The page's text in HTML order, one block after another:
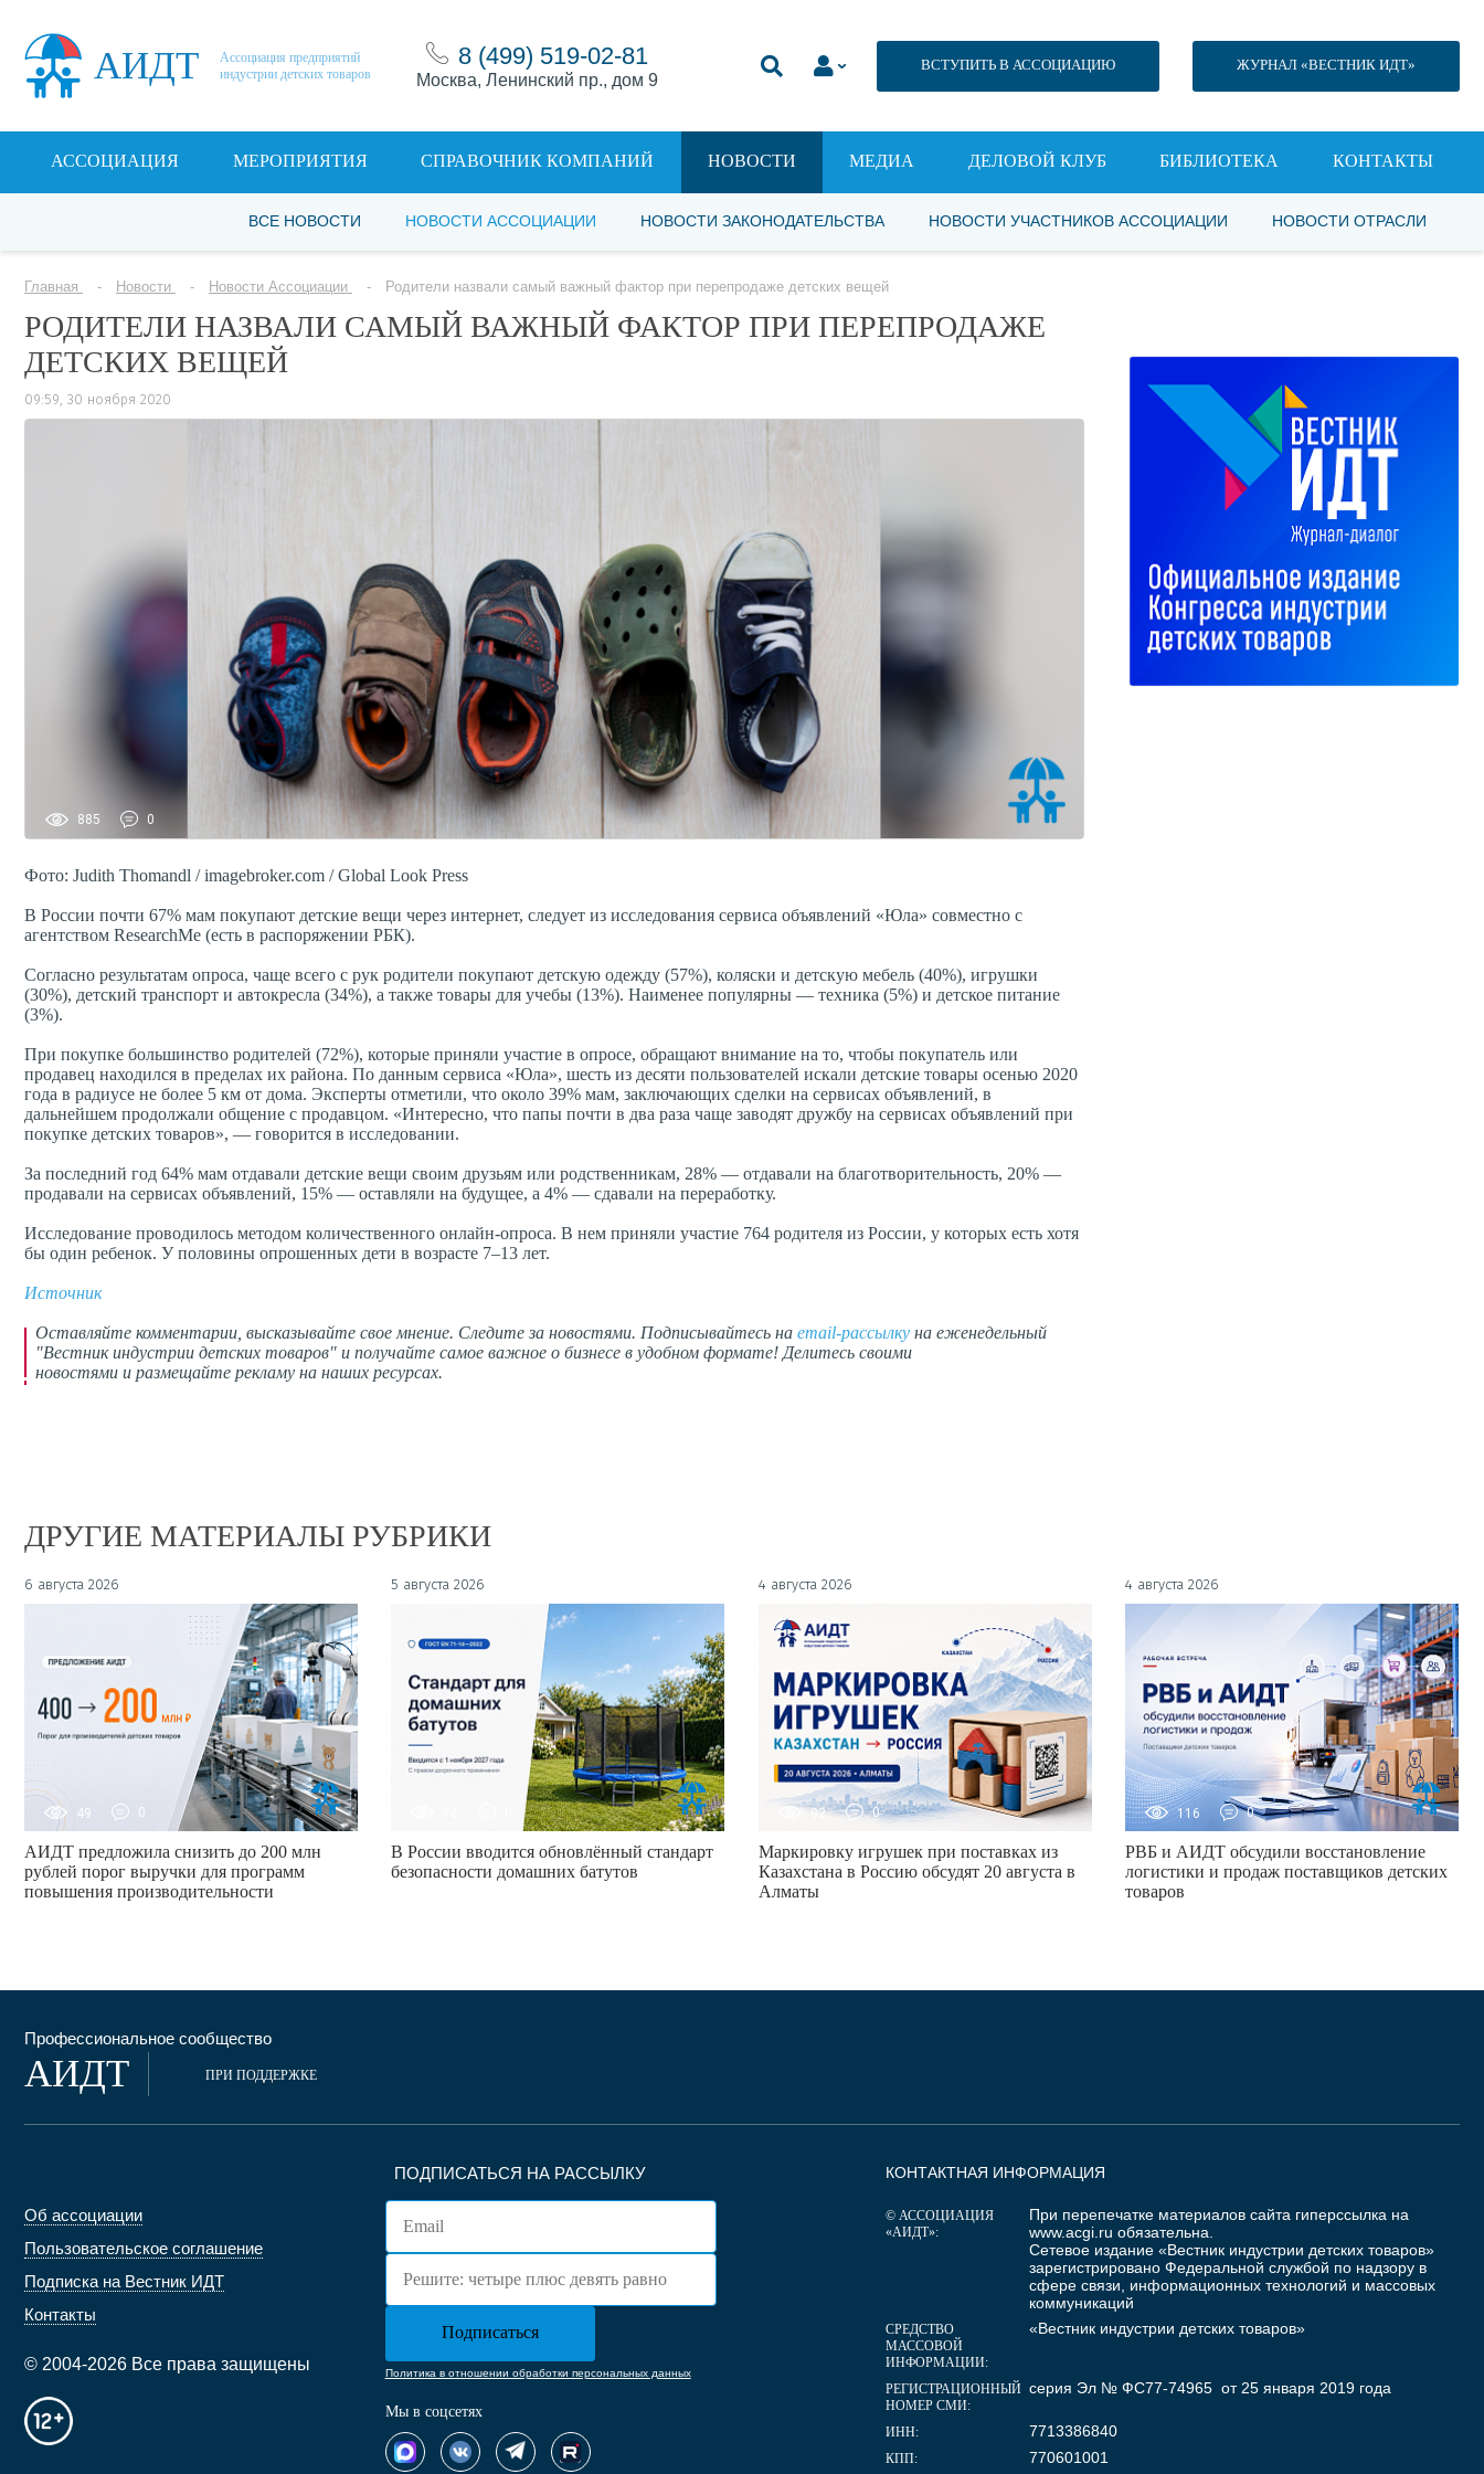
АИДТ
Ассоциация предприятий
индустрии детских товаров
8 (499) 519-02-81
Москва, Ленинский пр., дом 9
ВСТУПИТЬ В АССОЦИАЦИЮ ЖУРНАЛ «ВЕСТНИК ИДТ»
АССОЦИАЦИЯ МЕРОПРИЯТИЯ СПРАВОЧНИК КОМПАНИЙ НОВОСТИ МЕДИА ДЕЛОВОЙ КЛУБ БИБЛИОТЕКА КОНТАКТЫ
ВСЕ НОВОСТИ НОВОСТИ АССОЦИАЦИИ НОВОСТИ ЗАКОНОДАТЕЛЬСТВА НОВОСТИ УЧАСТНИКОВ АССОЦИАЦИИ НОВОСТИ ОТРАСЛИ
Главная Новости Новости Ассоциации Родители назвали самый важный фактор при перепродаже детских вещей
РОДИТЕЛИ НАЗВАЛИ САМЫЙ ВАЖНЫЙ ФАКТОР ПРИ ПЕРЕПРОДАЖЕ
ДЕТСКИХ ВЕЩЕЙ
09:59, 30 ноября 2020
885 0
Фото: Judith Thomandl / imagebroker.com / Global Look Press
В России почти 67% мам покупают детские вещи через интернет, следует из исследования сервиса объявлений «Юла» совместно с
агентством ResearchMe (есть в распоряжении РБК).
Согласно результатам опроса, чаще всего с рук родители покупают детскую одежду (57%), коляски и детскую мебель (40%), игрушки
(30%), детский транспорт и автокресла (34%), а также товары для учебы (13%). Наименее популярны — техника (5%) и детское питание
(3%).
При покупке большинство родителей (72%), которые приняли участие в опросе, обращают внимание на то, чтобы покупатель или
продавец находился в пределах их района. По данным сервиса «Юла», шесть из десяти пользователей искали детские товары осенью 2020
года в радиусе не более 5 км от дома. Эксперты отметили, что около 39% мам, заключающих сделки на сервисах объявлений, в
дальнейшем продолжали общение с продавцом. «Интересно, что папы почти в два раза чаще заводят дружбу на сервисах объявлений при
покупке детских товаров», — говорится в исследовании.
За последний год 64% мам отдавали детские вещи своим друзьям или родственникам, 28% — отдавали на благотворительность, 20% —
продавали на сервисах объявлений, 15% — оставляли на будущее, а 4% — сдавали на переработку.
Исследование проводилось методом количественного онлайн-опроса. В нем приняли участие 764 родителя из России, у которых есть хотя
бы один ребенок. У половины опрошенных дети в возрасте 7–13 лет.
Источник
Оставляйте комментарии, высказывайте свое мнение. Следите за новостями. Подписывайтесь на email-рассылку на еженедельный
"Вестник индустрии детских товаров" и получайте самое важное о бизнесе в удобном формате! Делитесь своими
новостями и размещайте рекламу на наших ресурсах.
ДРУГИЕ МАТЕРИАЛЫ РУБРИКИ
6 августа 2026
49 0
АИДТ предложила снизить до 200 млн
рублей порог выручки для программ
повышения производительности
5 августа 2026
В России вводится обновлённый стандарт
безопасности домашних батутов
4 августа 2026
92 0
Маркировку игрушек при поставках из
Казахстана в Россию обсудят 20 августа в
Алматы
4 августа 2026
116 0
РВБ и АИДТ обсудили восстановление
логистики и продаж поставщиков детских
товаров
Профессиональное сообщество
АИДТ ПРИ ПОДДЕРЖКЕ
Об ассоциации
Пользовательское соглашение
Подписка на Вестник ИДТ
Контакты
© 2004-2026 Все права защищены
ПОДПИСАТЬСЯ НА РАССЫЛКУ
Политика в отношении обработки персональных данных
Мы в соцсетях
КОНТАКТНАЯ ИНФОРМАЦИЯ
© АССОЦИАЦИЯ
«АИДТ»:
При перепечатке материалов сайта гиперссылка на
www.acgi.ru обязательна.
Сетевое издание «Вестник индустрии детских товаров»
зарегистрировано Федеральной службой по надзору в
сфере связи, информационных технологий и массовых
коммуникаций
СРЕДСТВО
МАССОВОЙ
ИНФОРМАЦИИ:
«Вестник индустрии детских товаров»
РЕГИСТРАЦИОННЫЙ
НОМЕР СМИ:
серия Эл № ФС77-74965 от 25 января 2019 года
ИНН: 7713386840
КПП: 770601001